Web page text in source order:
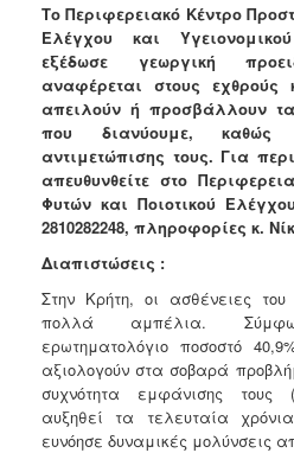
Σχολικές
Επιτροπές
Αγροτική
Ανάπτυξη
Ανακοινώσεις
Προγράμματα
Προσχολική
Αγωγή
Κοιμητήρια
Κέντρο
Οικογένειας
Το Περιφερειακό Κέντρο
Ελέγχου και
εξέδωσε γεωργική
αναφέρεται στους εχθρούς
απειλούν ή προσβάλλουν
που διανύουμε, καθώς
αντιμετώπισης τους. Για
απευθυνθείτε στο
Φυτών και Ποιοτικού
2810282248, πληροφορίες κ.
Διαπιστώσεις :
Στην Κρήτη, οι ασθένειες
πολλά αμπέλια.
ερωτηματολόγιο ποσοστό
αξιολογούν στα σοβαρά
συχνότητα εμφάνισης τους
αυξηθεί τα τελευταία
ευνόησε δυναμικές μολύνσεις